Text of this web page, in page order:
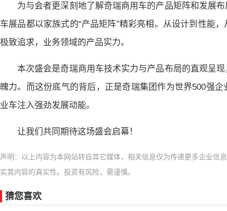
为与会者更深刻地了解奇瑞商用车的产品矩阵和发展
车展品都以家族式的“产品矩阵”精彩亮相。从设计到性能
极致追求，业务领域的产品实力。
本次盛会是奇瑞商用车技术实力与产品布局的直观呈
魄力。而这份底气的背后，正是奇瑞集团作为世界500强
业车注入强劲发展动能。
让我们共同期待这场盛会启幕！
声明：以上内容为本网站转自其它媒体，相关信息仅为传递更多企业信
实其内容的真实性。投资有风险，需谨慎。
猜您喜欢